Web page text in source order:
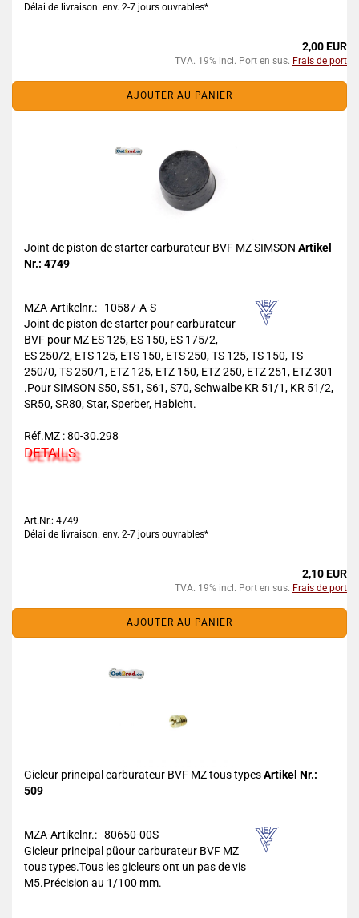
Délai de livraison: env. 2-7 jours ouvrables*
2,00 EUR
TVA. 19% incl. Port en sus. Frais de port
AJOUTER AU PANIER
Joint de piston de starter carburateur BVF MZ SIMSON Artikel
Nr.: 4749
MZA-Artikelnr.: 10587-A-S
Joint de piston de starter pour carburateur
BVF pour MZ ES 125, ES 150, ES 175/2,
ES 250/2, ETS 125, ETS 150, ETS 250, TS 125, TS 150, TS
250/0, TS 250/1, ETZ 125, ETZ 150, ETZ 250, ETZ 251, ETZ 301
.Pour SIMSON S50, S51, S61, S70, Schwalbe KR 51/1, KR 51/2,
SR50, SR80, Star, Sperber, Habicht.
Réf.MZ : 80-30.298
DETAILS
Art.Nr.: 4749
Délai de livraison: env. 2-7 jours ouvrables*
2,10 EUR
TVA. 19% incl. Port en sus. Frais de port
AJOUTER AU PANIER
Gicleur principal carburateur BVF MZ tous typesArtikel Nr.:
509
MZA-Artikelnr.: 80650-00S
Gicleur principal püour carburateur BVF MZ
tous types.Tous les gicleurs ont un pas de vis
M5.Précision au 1/100 mm.